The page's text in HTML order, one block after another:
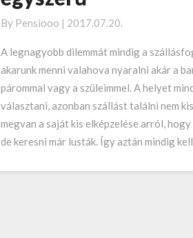
sokszor
nem
By Pensiooo | 2017.07.20.
A legnagyobb dilemmát mindig a
akarunk menni valahova nyaralni akár a
párommal vagy a szüleimmel. A helyet
választani, azonban szállást találni nem
megvan a saját kis elképzelése arról,
de keresni már lusták. Így aztán mindig